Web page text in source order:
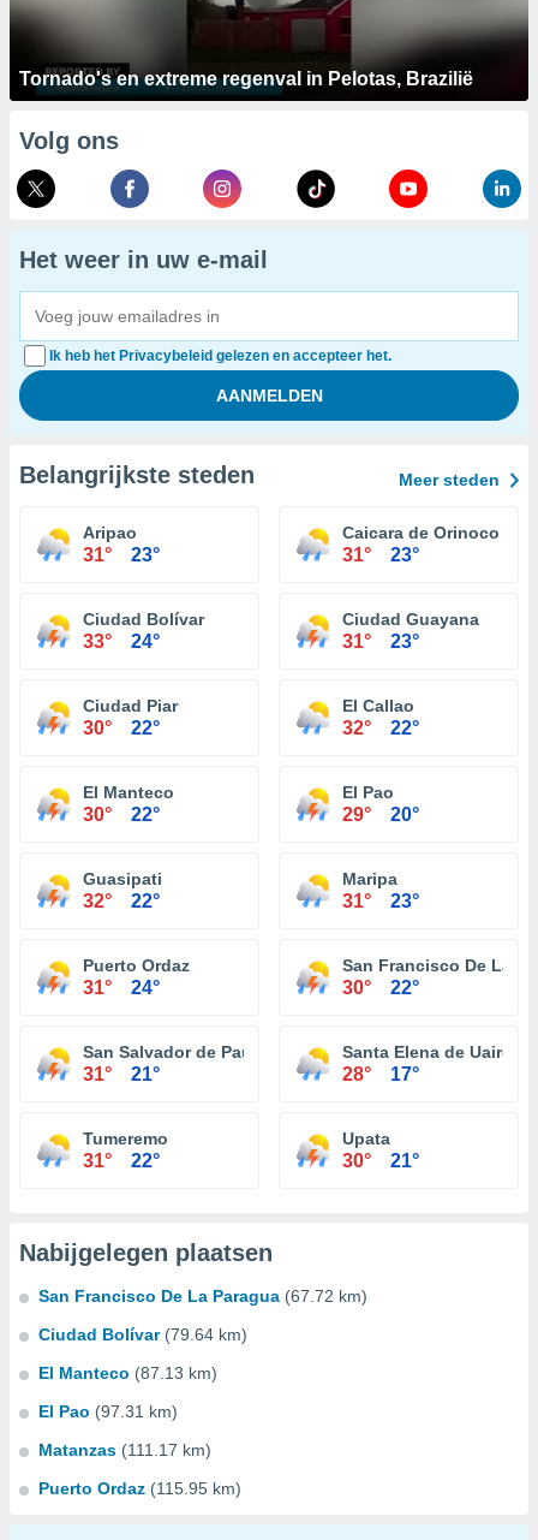
Tornado's en extreme regenval in Pelotas, Brazilië
Volg ons
Het weer in uw e-mail
Ik heb het Privacybeleid gelezen en accepteer het.
Belangrijkste steden Meer steden
Aripao
31° 23°
Caicara de Orinoco
31° 23°
Ciudad Bolívar
33° 24°
Ciudad Guayana
31° 23°
Ciudad Piar
30° 22°
El Callao
32° 22°
El Manteco
30° 22°
El Pao
29° 20°
Guasipati
32° 22°
Maripa
31° 23°
Puerto Ordaz
31° 24°
San Francisco De La
30° 22°
San Salvador de Paul
31° 21°
Santa Elena de Uairen
28° 17°
Tumeremo
31° 22°
Upata
30° 21°
Nabijgelegen plaatsen
San Francisco De La Paragua (67.72 km)
Ciudad Bolívar (79.64 km)
El Manteco (87.13 km)
El Pao (97.31 km)
Matanzas (111.17 km)
Puerto Ordaz (115.95 km)